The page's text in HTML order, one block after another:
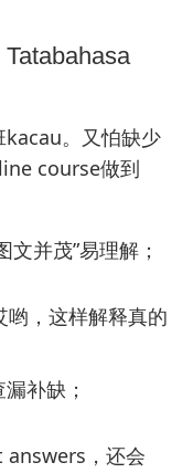
。又怕缺少
course做到
并茂”易理解；
哟，这样解释真的
补缺；
，还会